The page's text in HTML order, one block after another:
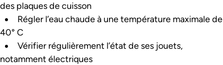
des plaques de cuisson
Régler l’eau chaude à une température maximale de
40° C
Vérifier régulièrement l’état de ses jouets,
notamment électriques